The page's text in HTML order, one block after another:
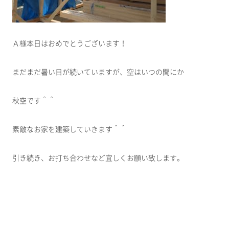
Ａ様本日はおめでとうございます！
まだまだ暑い日が続いていますが、空はいつの間にか
秋空です＾＾
素敵なお家を建築していきます＾＾
引き続き、お打ち合わせなど宜しくお願い致します。